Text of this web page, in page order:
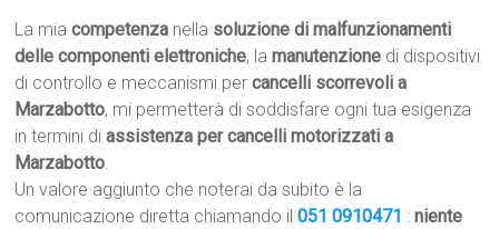
La miacompetenza nella soluzione di malfunzionamenti
delle componenti elettroniche, lamanutenzione di dispositivi
di controllo e meccanismi percancelli scorrevoli a
Marzabotto, mi permetterà di soddisfare ogni tua esigenza
in termini diassistenza per cancelli motorizzati a
Marzabotto.
Un valore aggiunto che noterai da subito è la
comunicazione diretta chiamando il051 0910471 :niente